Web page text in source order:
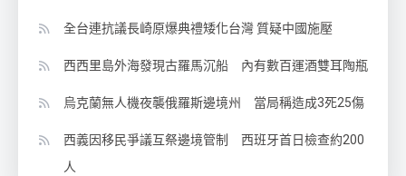
全台連抗議長崎原爆典禮矮化台灣 質疑中國施壓
西西里島外海發現古羅馬沉船 內有數百運酒雙耳陶瓶
烏克蘭無人機夜襲俄羅斯邊境州 當局稱造成3死25傷
西義因移民爭議互祭邊境管制 西班牙首日檢查約200
人